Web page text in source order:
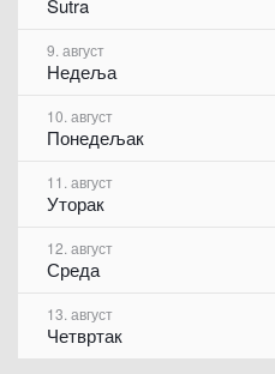
Sutra
9. август
Недеља
10. август
Понедељак
11. август
Уторак
12. август
Среда
13. август
Четвртак